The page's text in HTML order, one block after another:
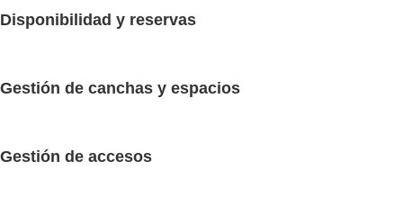
Disponibilidad y reservas
Gestión de canchas y espacios
Gestión de accesos